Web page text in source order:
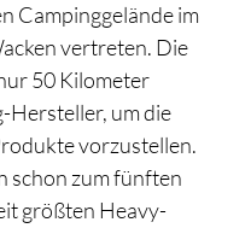
Campinggelände im
vertreten. Die
50 Kilometer
um die
vorzustellen.
schon zum fünften
größten Heavy-